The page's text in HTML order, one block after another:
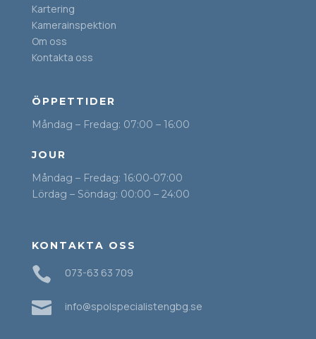
Kartering
Kamerainspektion
Om oss
Kontakta oss
ÖPPETTIDER
Måndag – Fredag: 07:00 – 16:00
JOUR
Måndag – Fredag: 16:00-07:00
Lördag – Söndag: 00:00 – 24:00
KONTAKTA OSS
 073-63 63 709
 info@spolspecialistengbg.se